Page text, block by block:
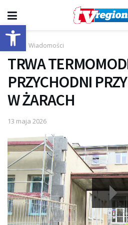
Otwórz pasek narzędzi
Start Wiadomości
TRWA
PRZYCHODNI
W ŻARACH
13 maja 2026